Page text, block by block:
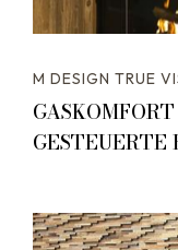
M DESIGN TRUE
GESTEUERTE